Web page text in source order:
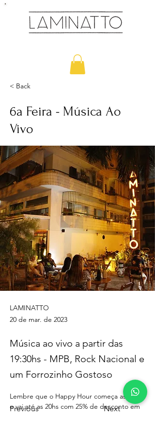
< Back
6a Feira - Música Ao
Vivo
LAMINATTO
20 de mar. de 2023
Música ao vivo a partir das
19:30hs - MPB, Rock Nacional e
um Forrozinho Gostoso
Previous Next
Lembre que o Happy Hour começa as 16hs
e vai até as 20hs com 25% de desconto em